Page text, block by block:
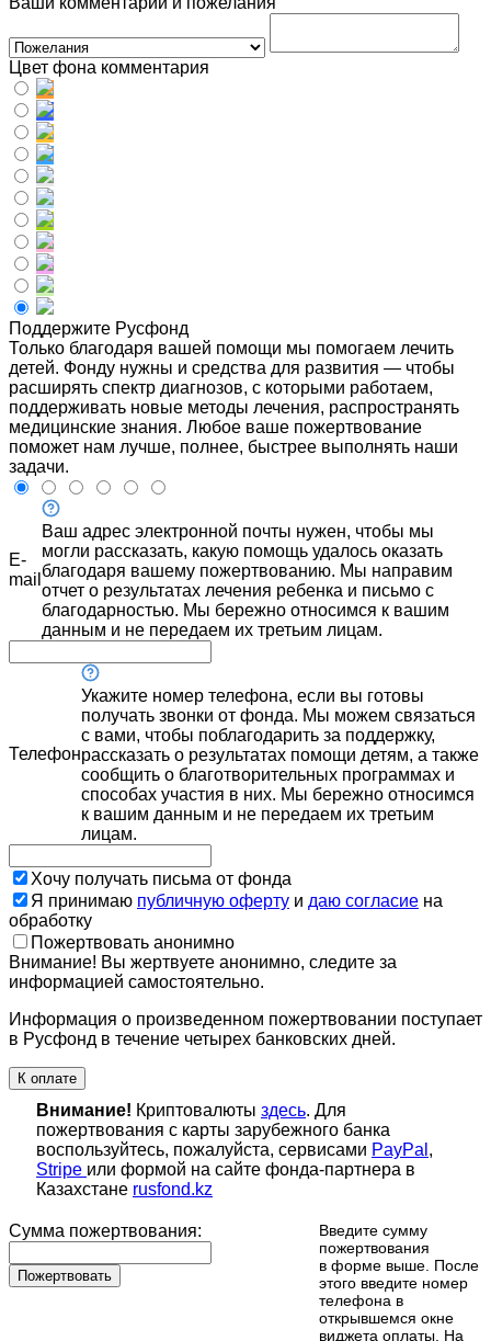
Цвет фона комментария
Поддержите Русфонд
Только благодаря вашей помощи мы помогаем лечить
детей. Фонду нужны и средства для развития — чтобы
расширять спектр диагнозов, с которыми работаем,
поддерживать новые методы лечения, распространять
медицинские знания. Любое ваше пожертвование
поможет нам лучше, полнее, быстрее выполнять наши
задачи.
E-
mail
Ваш адрес электронной почты нужен, чтобы мы
могли рассказать, какую помощь удалось оказать
благодаря вашему пожертвованию. Мы направим
отчет о результатах лечения ребенка и письмо с
благодарностью. Мы бережно относимся к вашим
данным и не передаем их третьим лицам.
Телефон
Укажите номер телефона, если вы готовы
получать звонки от фонда. Мы можем связаться
с вами, чтобы поблагодарить за поддержку,
рассказать о результатах помощи детям, а также
сообщить о благотворительных программах и
способах участия в них. Мы бережно относимся
к вашим данным и не передаем их третьим
лицам.
Хочу получать письма от фонда
Я принимаю публичную оферту и даю согласие на
обработку
Пожертвовать анонимно
Внимание! Вы жертвуете анонимно, следите за
информацией самостоятельно.
Информация о произведенном пожертвовании поступает
в Русфонд в течение четырех банковских дней.
К оплате
Внимание! Криптовалюты здесь. Для
пожертвования с карты зарубежного банка
воспользуйтесь, пожалуйста, сервисами PayPal ,
Stripe или формой на сайте фонда-партнера в
Казахстане rusfond.kz
Сумма пожертвования:
Пожертвовать
Введите сумму
пожертвования
в форме выше. После
этого введите номер
телефона в
открывшемся окне
виджета оплаты. На